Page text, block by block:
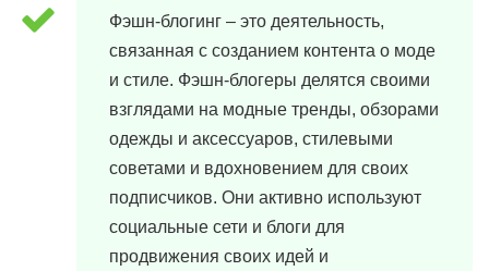
Фэшн-блогинг – это деятельность,
связанная с созданием контента о моде
и стиле. Фэшн-блогеры делятся своими
взглядами на модные тренды, обзорами
одежды и аксессуаров, стилевыми
советами и вдохновением для своих
подписчиков. Они активно используют
социальные сети и блоги для
продвижения своих идей и